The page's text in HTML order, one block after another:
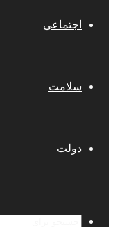
اجتماعی
سلامت
دولت